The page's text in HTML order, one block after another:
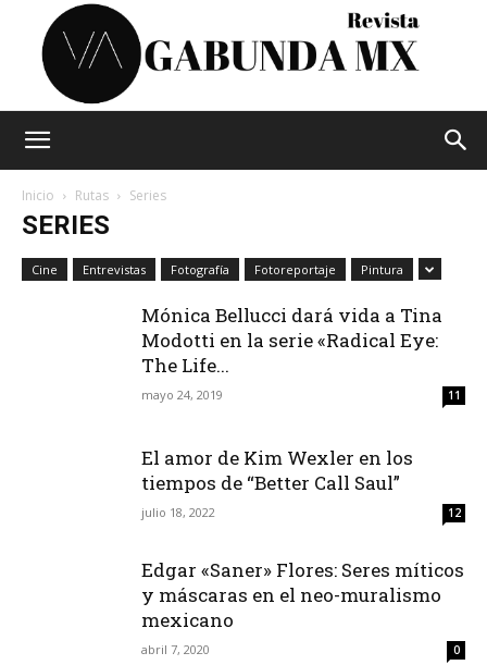
Mx
Inicio Rutas Series
SERIES
Cine Entrevistas Fotografía Fotoreportaje Pintura
Mónica Bellucci dará vida a Tina
Modotti en la serie «Radical Eye:
The Life...
mayo 24, 2019 11
El amor de Kim Wexler en los
tiempos de “Better Call Saul”
julio 18, 2022 12
Edgar «Saner» Flores: Seres míticos
y máscaras en el neo-muralismo
mexicano
abril 7, 2020 0